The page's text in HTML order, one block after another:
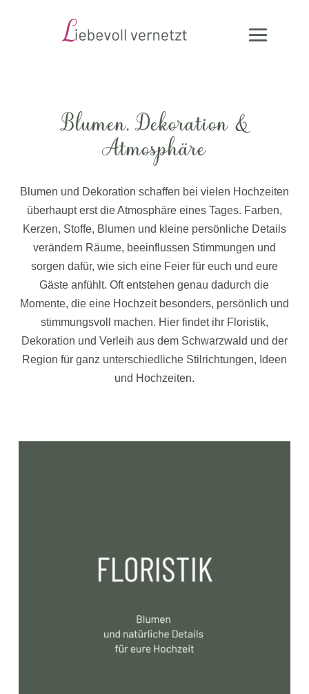
Blumen, Dekoration &
Atmosphäre
Blumen und Dekoration schaffen bei vielen Hochzeiten
überhaupt erst die Atmosphäre eines Tages. Farben,
Kerzen, Stoffe, Blumen und kleine persönliche Details
verändern Räume, beeinflussen Stimmungen und
sorgen dafür, wie sich eine Feier für euch und eure
Gäste anfühlt. Oft entstehen genau dadurch die
Momente, die eine Hochzeit besonders, persönlich und
stimmungsvoll machen. Hier findet ihr Floristik,
Dekoration und Verleih aus dem Schwarzwald und der
Region für ganz unterschiedliche Stilrichtungen, Ideen
und Hochzeiten.